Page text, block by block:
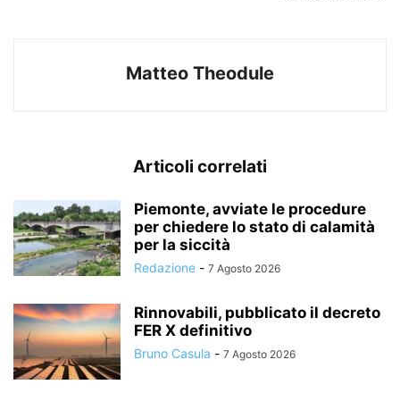
Matteo Theodule
Articoli correlati
Piemonte, avviate le procedure
per chiedere lo stato di calamità
per la siccità
Redazione - 7 Agosto 2026
Rinnovabili, pubblicato il decreto
FER X definitivo
Bruno Casula - 7 Agosto 2026